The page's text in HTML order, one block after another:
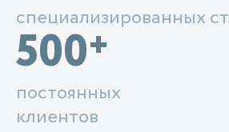
специализированных
500+
постоянных
клиентов